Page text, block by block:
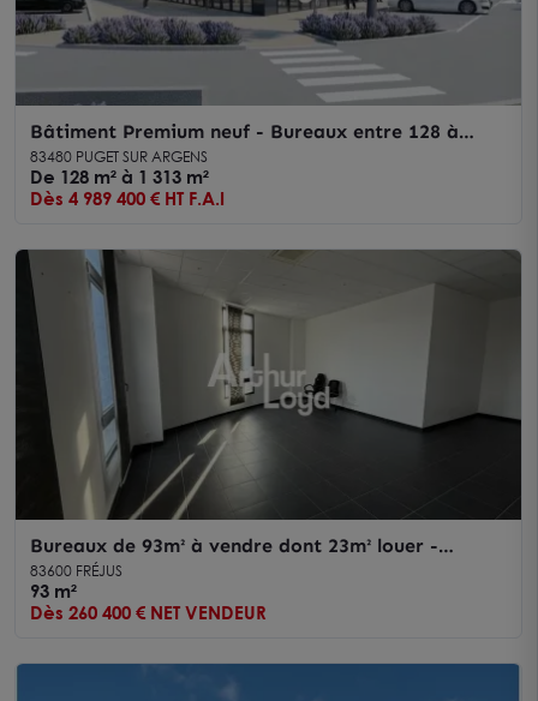
Bâtiment Premium neuf - Bureaux entre 128 à
1313m² m² à vendre- Puget sur Argens
83480 PUGET SUR ARGENS
De 128 m² à 1 313 m²
Dès 4 989 400 € HT F.A.I
Bureaux de 93m² à vendre dont 23m² louer -
Capitou - Fréjus
83600 FRÉJUS
93 m²
Dès 260 400 € NET VENDEUR